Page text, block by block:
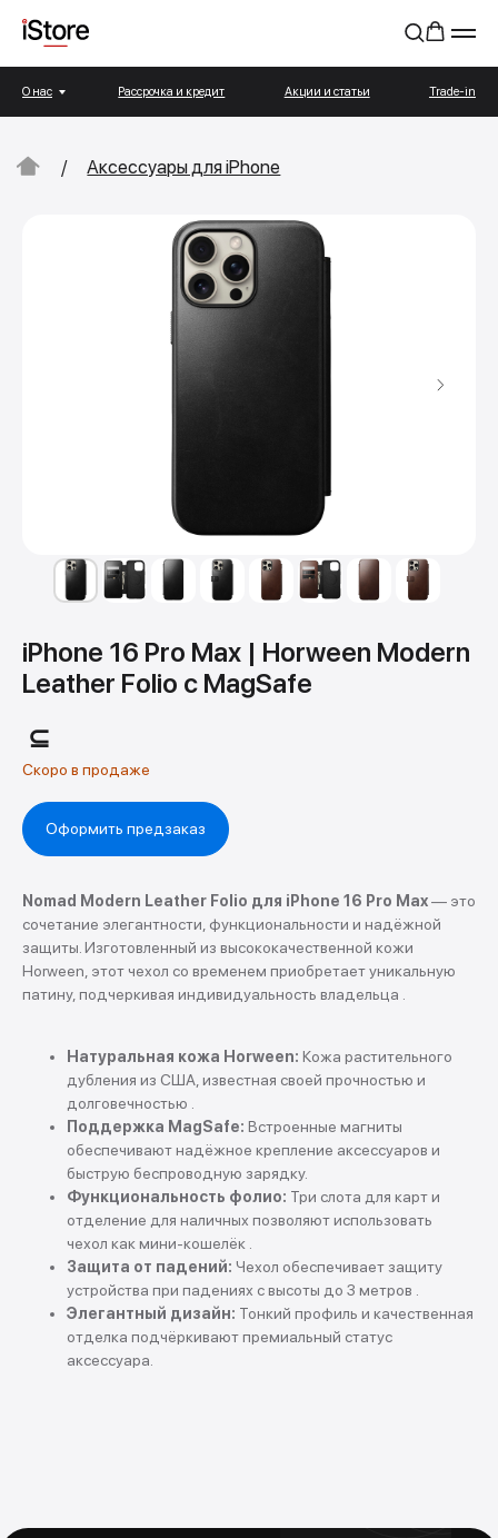
О нас Рассрочка и кредит Акции и статьи Trade-in
/ Аксессуары для iPhone
iPhone 16 Pro Max | Horween Modern
Leather Folio с MagSafe
⊆
Оформить предзаказ
Nomad Modern Leather Folio для iPhone 16 Pro Max— это
сочетание элегантности, функциональности и надёжной
защиты. Изготовленный из высококачественной кожи
Horween, этот чехол со временем приобретает уникальную
патину, подчеркивая индивидуальность владельца .
Натуральная кожа Horween: Кожа растительного
дубления из США, известная своей прочностью и
долговечностью .
Поддержка MagSafe: Встроенные магниты
обеспечивают надёжное крепление аксессуаров и
быструю беспроводную зарядку.
Функциональность фолио: Три слота для карт и
отделение для наличных позволяют использовать
чехол как мини-кошелёк .
Защита от падений: Чехол обеспечивает защиту
устройства при падениях с высоты до 3 метров .
Элегантный дизайн: Тонкий профиль и качественная
отделка подчёркивают премиальный статус
аксессуара.
Подробнее
Новое устройство в тот же день!
Без первоначальных взносов.
Покупай выгодно!
Рассрочка от партнеров